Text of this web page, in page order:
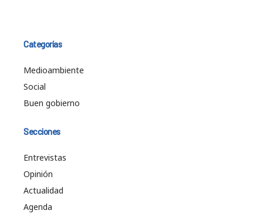
Categorías
Medioambiente
Social
Buen gobierno
Secciones
Entrevistas
Opinión
Actualidad
Agenda